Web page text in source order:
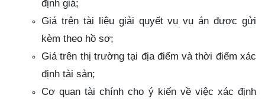
định giá;
Giá trên tài liệu giải quyết vụ vụ án được gửi
kèm theo hồ sơ;
Giá trên thị trường tại địa điểm và thời điểm xác
định tài sản;
Cơ quan tài chính cho ý kiến về việc xác định